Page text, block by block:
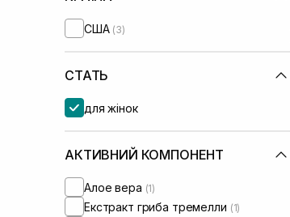
США (3)
СТАТЬ
для жінок
АКТИВНИЙ КОМПОНЕНТ
Алое вера (1)
Екстракт гриба тремелли (1)